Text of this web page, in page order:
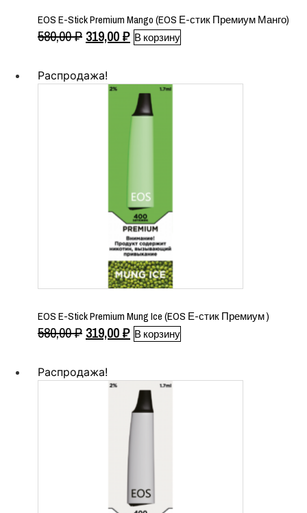
EOS E-Stick Premium Mango (EOS Е-стик Премиум Манго)
580,00₽ Первоначальная
составляла
580,00 ₽.
319,00₽Текущая
В корзину
Распродажа!
EOS E-Stick Premium Mung Ice (EOS Е-стик Премиум )
580,00₽ Первоначальная
составляла
580,00 ₽.
319,00₽Текущая
В корзину
Распродажа!